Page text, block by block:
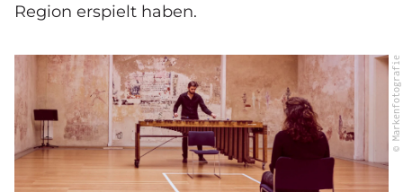
Region erspielt haben.
© Markenfotografie